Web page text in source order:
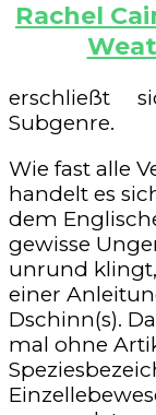
Rachel
erschließt
Subgenre.
Wie fast alle
handelt es
dem
gewisse
unrund
einer
Dschinn(s).
mal ohne